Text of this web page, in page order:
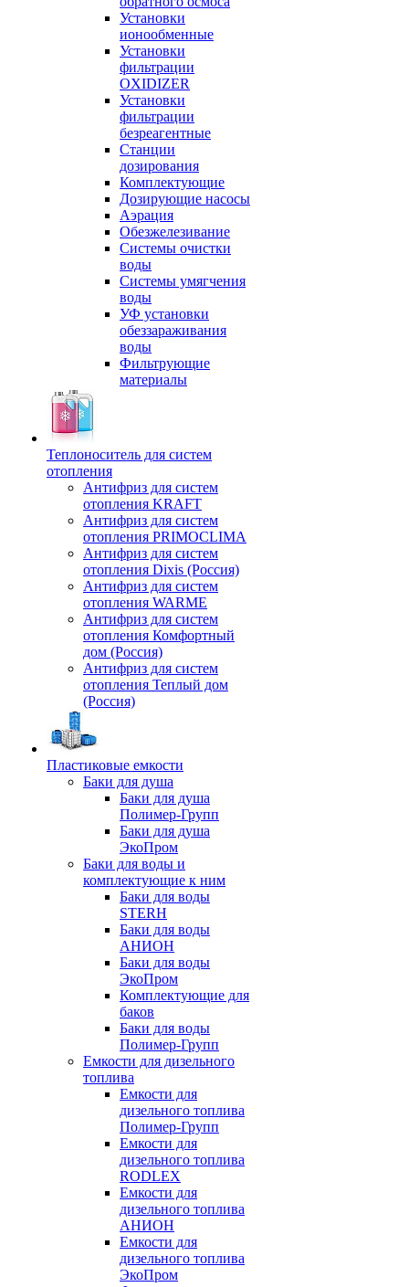
Установки
ионообменные
Установки
фильтрации
OXIDIZER
Установки
фильтрации
безреагентные
Станции
дозирования
Комплектующие
Дозирующие насосы
Аэрация
Обезжелезивание
Системы очистки
воды
Системы умягчения
воды
УФ установки
обеззараживания
воды
Фильтрующие
материалы
Теплоноситель для систем
отопления
Антифриз для систем
отопления KRAFT
Антифриз для систем
отопления PRIMOCLIMA
Антифриз для систем
отопления Dixis (Россия)
Антифриз для систем
отопления WARME
Антифриз для систем
отопления Комфортный
дом (Россия)
Антифриз для систем
отопления Теплый дом
(Россия)
Пластиковые емкости
Баки для душа
Баки для душа
Полимер-Групп
Баки для душа
ЭкоПром
Баки для воды и
комплектующие к ним
Баки для воды
STERH
Баки для воды
АНИОН
Баки для воды
ЭкоПром
Комплектующие для
баков
Баки для воды
Полимер-Групп
Емкости для дизельного
топлива
Емкости для
дизельного топлива
Полимер-Групп
Емкости для
дизельного топлива
RODLEX
Емкости для
дизельного топлива
АНИОН
Емкости для
дизельного топлива
ЭкоПром